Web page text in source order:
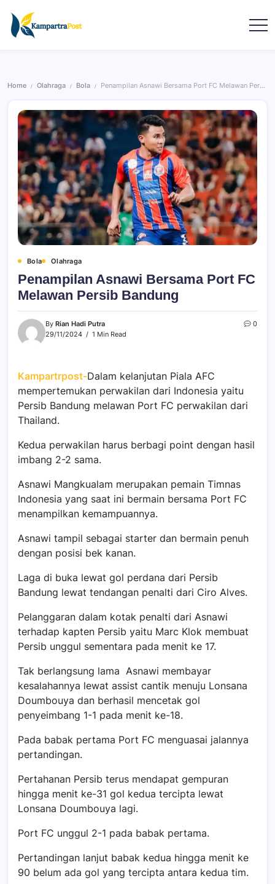
Home / Olahraga / Bola / Penampilan Asnawi Bersama Port FC Melawan Persib Bandung
Bola Olahraga
Penampilan Asnawi Bersama Port FC
Melawan Persib Bandung
By Rian Hadi Putra
29/11/2024
1 Min Read
0
Kampartrpost-Dalam kelanjutan Piala AFC
mempertemukan perwakilan dari Indonesia yaitu
Persib Bandung melawan Port FC perwakilan dari
Thailand.
Kedua perwakilan harus berbagi point dengan hasil
imbang 2-2 sama.
Asnawi Mangkualam merupakan pemain Timnas
Indonesia yang saat ini bermain bersama Port FC
menampilkan kemampuannya.
Asnawi tampil sebagai starter dan bermain penuh
dengan posisi bek kanan.
Laga di buka lewat gol perdana dari Persib
Bandung lewat tendangan penalti dari Ciro Alves.
Pelanggaran dalam kotak penalti dari Asnawi
terhadap kapten Persib yaitu Marc Klok membuat
Persib unggul sementara pada menit ke 17.
Tak berlangsung lama Asnawi membayar
kesalahannya lewat assist cantik menuju Lonsana
Doumbouya dan berhasil mencetak gol
penyeimbang 1-1 pada menit ke-18.
Pada babak pertama Port FC menguasai jalannya
pertandingan.
Pertahanan Persib terus mendapat gempuran
hingga menit ke-31 gol kedua tercipta lewat
Lonsana Doumbouya lagi.
Port FC unggul 2-1 pada babak pertama.
Pertandingan lanjut babak kedua hingga menit ke
90 belum ada gol yang tercipta antara kedua tim.